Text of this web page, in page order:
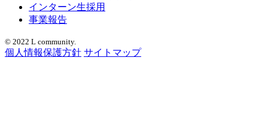
インターン生採用
事業報告
© 2022 L community.
個人情報保護方針 サイトマップ